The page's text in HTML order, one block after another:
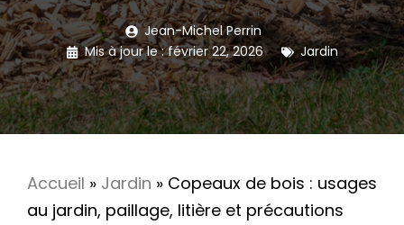
Jean-Michel Perrin
Mis à jour le :février 22, 2026 Jardin
Accueil » Jardin » Copeaux de bois : usages
au jardin, paillage, litière et précautions